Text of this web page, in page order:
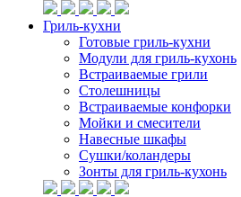
Гриль-кухни
Готовые гриль-кухни
Модули для гриль-кухонь
Встраиваемые грили
Столешницы
Встраиваемые конфорки
Мойки и смесители
Навесные шкафы
Сушки/коландеры
Зонты для гриль-кухонь